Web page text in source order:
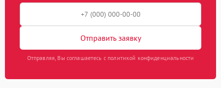
Отправить заявку
Отправляя, Вы соглашаетесь с политикой конфиденциальности